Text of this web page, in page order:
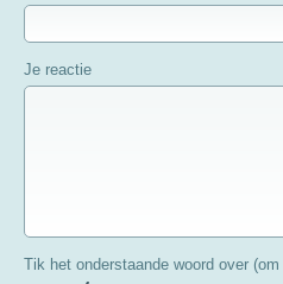
Je reactie
Tik het onderstaande woord over